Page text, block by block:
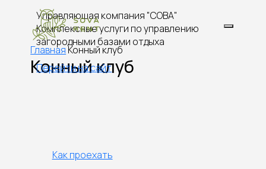
Управляющая компания "СОВА"
Комплексные услуги по управлению
загородными базами отдыха
Перейти на сайт
ГлавнаяКонный клуб
Конный клуб
Как проехать